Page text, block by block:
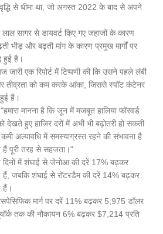
से धीमा था, जो अगस्त 2022 के बाद से अपने
सागर से डायवर्ट किए गए जहाजों के कारण
भीड़ और बढ़ती मांग के कारण प्रमुख मार्गों पर
हुई है।
जारी एक रिपोर्ट में टिप्पणी की कि उसने पहले लंबी
तीव्रता को कम करके आंका, जिससे स्पॉट कंटेनर
हुई है।
मानना ​​​​है कि जून में मजबूत हालिया फॉरवर्ड
हुए हाजिर दरों में अभी भी बढ़ोतरी हो सकती
अल्पावधि में समस्याग्रस्त रहने की संभावना है
पूरी तरह से सहजता।"
दिनों में शंघाई से जेनोआ की दरें 17% बढ़कर
हैं, जबकि शंघाई से रॉटरडैम की दरें 14% बढ़कर
हैं।
मार्ग पर दरें 11% बढ़कर 5,975 डॉलर
तक की नौकायन 6% बढ़कर $7,214 प्रति